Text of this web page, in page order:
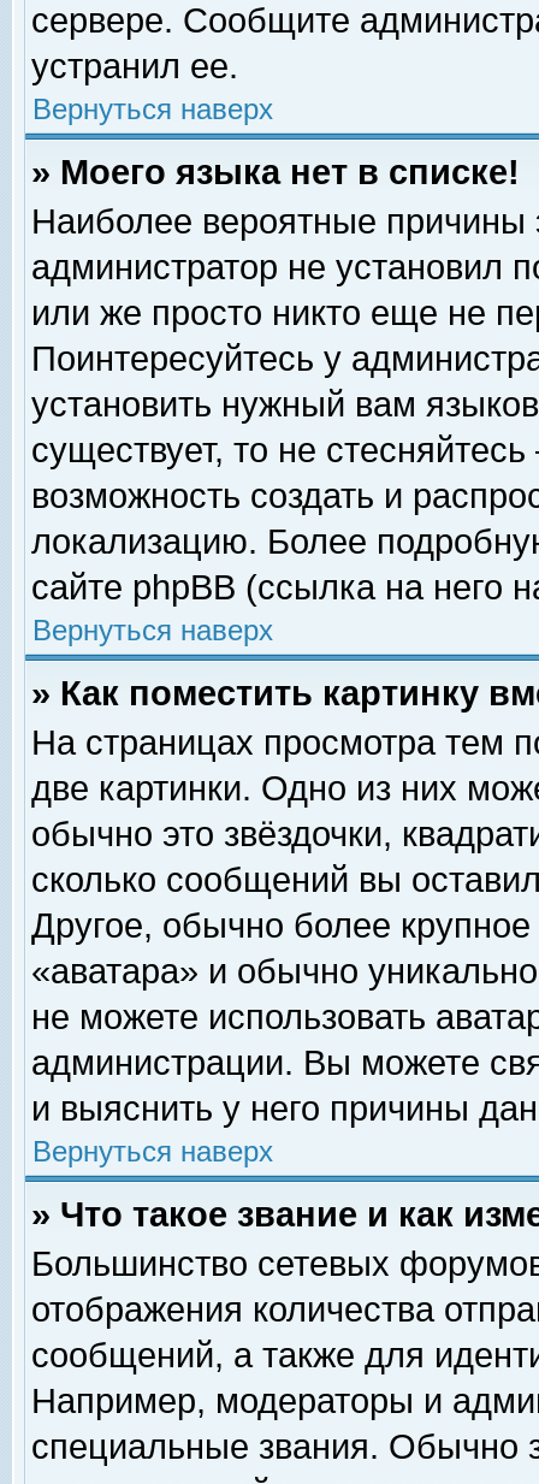
сервере. Сообщите
устранил ее.
Вернуться наверх
» Моего языка нет в списке!
Наиболее вероятные причины
администратор не установил
или же просто никто еще не
Поинтересуйтесь у
установить нужный вам
существует, то не
возможность создать и
локализацию. Более
сайте phpBB (ссылка на него
Вернуться наверх
» Как поместить картинку
На страницах просмотра тем
две картинки. Одно из них
обычно это звёздочки,
сколько сообщений вы
Другое, обычно более
«аватара» и обычно
не можете использовать
администрации. Вы можете
и выяснить у него причины
Вернуться наверх
» Что такое звание и как
Большинство сетевых
отображения количества
сообщений, а также для
Например, модераторы и
специальные звания. Обычно